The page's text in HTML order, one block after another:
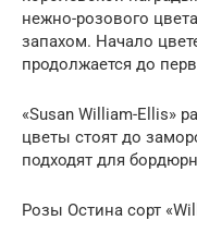
нежно-розового
запахом. Начало
продолжается до
«Susan William-Ellis»
цветы стоят до
подходят для
Розы Остина сорт